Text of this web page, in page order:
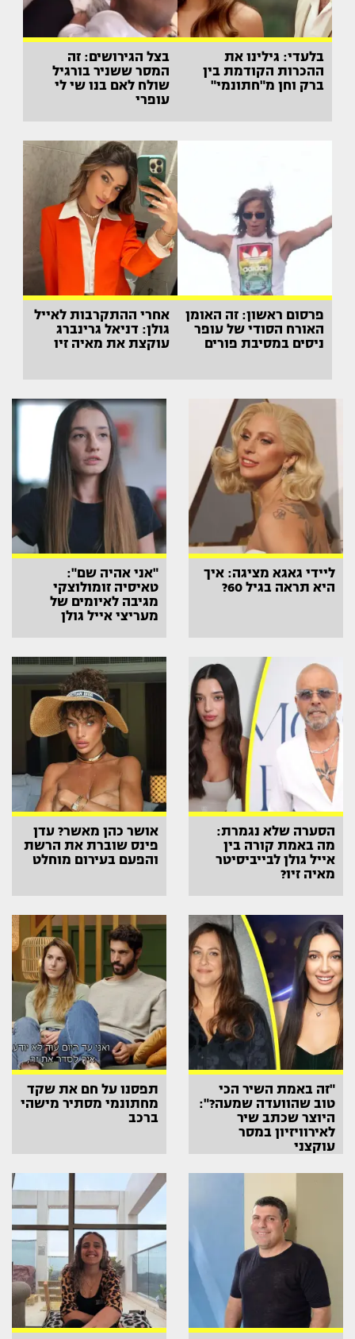
בלעדי: גילינו את
ההכרות הקודמת בין
ברק וחן מ"חתונמי"
בצל הגירושים: זה
המסר ששניר בורגיל
שולח לאם בנו שי לי
עופרי
פרסום ראשון: זה האומן
האורח הסודי של עופר
ניסים במסיבת פורים
אחרי ההתקרבות לאייל
גולן: דניאל גרינברג
עוקצת את מאיה זיו
ליידי גאגא מציגה: איך
היא תראה בגיל 60?
"אני אהיה שם":
טאיסיה זומולוצקי
מגיבה לאיומים של
מעריצי אייל גולן
הסערה שלא נגמרת:
מה באמת קורה בין
אייל גולן לבייביסיטר
מאיה זיו?
אושר כהן מאשר? עדן
פינס שוברת את הרשת
והפעם בעירום מוחלט
"זה באמת השיר הכי
טוב שהוועדה שמעה?":
היוצר שכתב שיר
לאירוויזיון במסר
עוקצני
תפסנו על חם את שקד
מחתונמי מסתיר מישהי
ברכב